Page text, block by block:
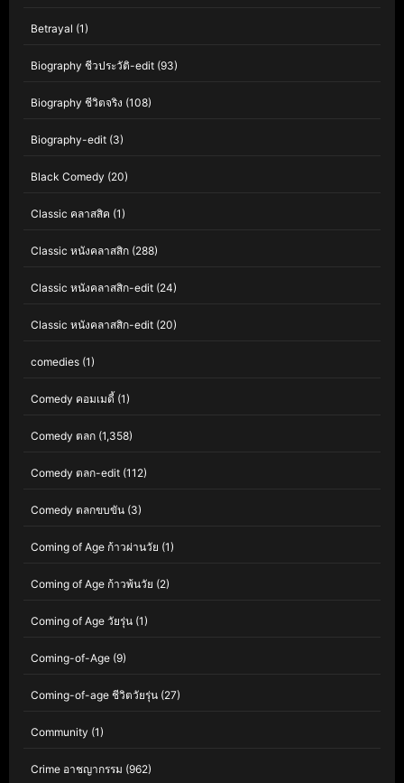
Betrayal (1)
Biography ชีวประวัติ-edit (93)
Biography ชีวิตจริง (108)
Biography-edit (3)
Black Comedy (20)
Classic คลาสสิค (1)
Classic หนังคลาสสิก (288)
Classic หนังคลาสสิก-edit (24)
Classic หนังคลาสสิก-edit (20)
comedies (1)
Comedy คอมเมดี้ (1)
Comedy ตลก (1,358)
Comedy ตลก-edit (112)
Comedy ตลกขบขัน (3)
Coming of Age ก้าวผ่านวัย (1)
Coming of Age ก้าวพ้นวัย (2)
Coming of Age วัยรุ่น (1)
Coming-of-Age (9)
Coming-of-age ชีวิตวัยรุ่น (27)
Community (1)
Crime อาชญากรรม (962)